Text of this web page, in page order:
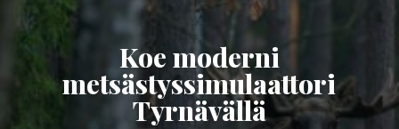
Koe moderni
metsästyssimulaattori
Tyrnävällä